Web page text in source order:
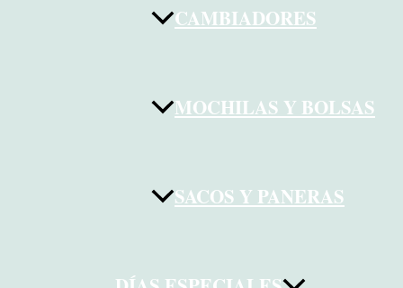
CAMBIADORES
MOCHILAS Y BOLSAS
SACOS Y PANERAS